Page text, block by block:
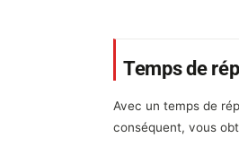
Temps de
Avec un temps de
conséquent, vous